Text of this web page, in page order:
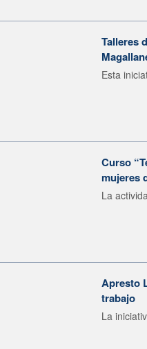
Talleres
Esta
Curso
mujeres
La
Apresto
trabajo
La